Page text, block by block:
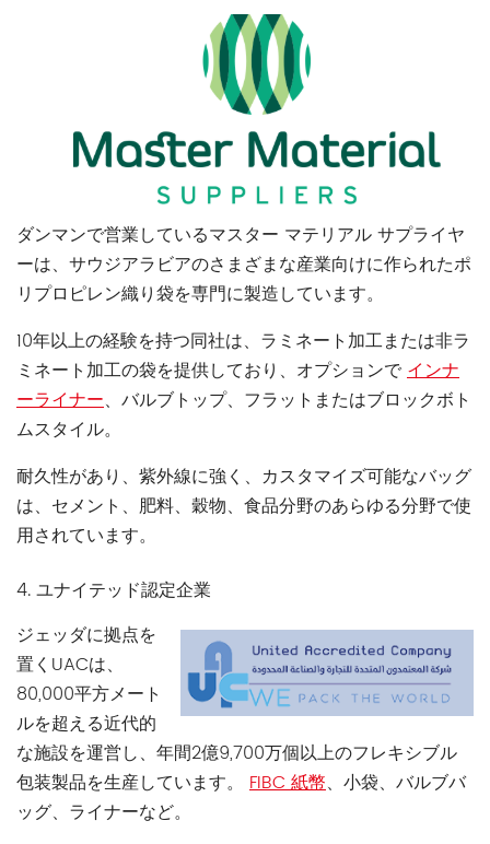
ダンマンで営業しているマスター マテリアル サプライヤ
ーは、サウジアラビアのさまざまな産業向けに作られたポ
リプロピレン織り袋を専門に製造しています。
10年以上の経験を持つ同社は、ラミネート加工または非ラ
ミネート加工の袋を提供しており、オプションでインナ
ーライナー、バルブトップ、フラットまたはブロックボト
ムスタイル。
耐久性があり、紫外線に強く、カスタマイズ可能なバッグ
は、セメント、肥料、穀物、食品分野のあらゆる分野で使
用されています。
4. ユナイテッド認定企業
ジェッダに拠点を
置くUACは、
80,000平方メート
ルを超える近代的
な施設を運営し、年間2億9,700万個以上のフレキシブル
包装製品を生産しています。 FIBC 紙幣、小袋、バルブバ
ッグ、ライナーなど。